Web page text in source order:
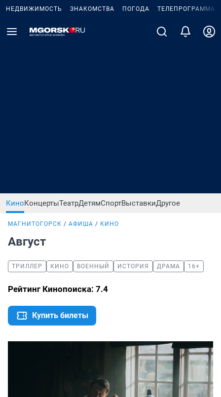
НЕДВИЖИМОСТЬ ЗНАКОМСТВА ПОГОДА ТЕЛЕПРОГРАММА
КиноКонцертыТеатрДетямСпортВыставкиДругое
МАГНИТОГОРСК АФИША КИНО
Август
ТРИЛЛЕР КИНО ВОЕННЫЙ ИСТОРИЯ ДРАМА 16+
Рейтинг Кинопоиска: 7.4
Купить билеты